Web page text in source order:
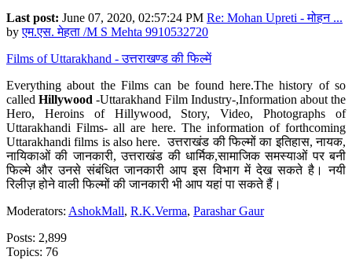
Last post: June 07, 2020, 02:57:24 PM Re: Mohan Upreti - मोहन ...
byएम.एस. मेहता /M S Mehta 9910532720
Films of Uttarakhand - उत्तराखण्ड की फिल्में
Everything about the Films can be found here.The history of so
calledHillywood-Uttarakhand Film Industry-,Information about the
Hero, Heroins of Hillywood, Story, Video, Photographs of
Uttarakhandi Films- all are here. The information of forthcoming
Uttarakhandi films is also here. उत्तराखंड की फिल्मों का इतिहास, नायक,
नायिकाओं की जानकारी, उत्तराखंड की धार्मिक,सामाजिक समस्याओं पर बनी
फिल्मे और उनसे संबंधित जानकारी आप इस विभाग में देख सकते है। नयी
रिलीज़ होने वाली फिल्मों की जानकारी भी आप यहां पा सकते हैं।
Moderators: AshokMall, R.K.Verma, Parashar Gaur
Posts: 2,899
Topics: 76